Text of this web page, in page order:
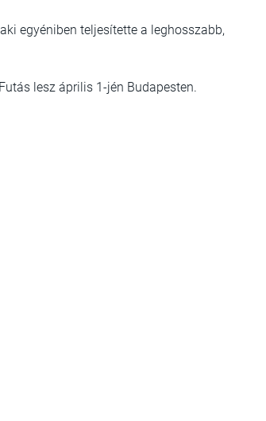
egyéniben teljesítette a leghosszabb,
lesz április 1-jén Budapesten.